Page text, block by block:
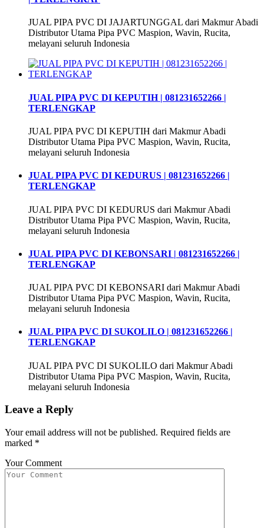
JUAL PIPA PVC DI JAJARTUNGGAL dari Makmur Abadi
Distributor Utama Pipa PVC Maspion, Wavin, Rucita,
melayani seluruh Indonesia
JUAL PIPA PVC DI KEPUTIH | 081231652266 |
TERLENGKAP
JUAL PIPA PVC DI KEPUTIH dari Makmur Abadi
Distributor Utama Pipa PVC Maspion, Wavin, Rucita,
melayani seluruh Indonesia
JUAL PIPA PVC DI KEDURUS | 081231652266 |
TERLENGKAP
JUAL PIPA PVC DI KEDURUS dari Makmur Abadi
Distributor Utama Pipa PVC Maspion, Wavin, Rucita,
melayani seluruh Indonesia
JUAL PIPA PVC DI KEBONSARI | 081231652266 |
TERLENGKAP
JUAL PIPA PVC DI KEBONSARI dari Makmur Abadi
Distributor Utama Pipa PVC Maspion, Wavin, Rucita,
melayani seluruh Indonesia
JUAL PIPA PVC DI SUKOLILO | 081231652266 |
TERLENGKAP
JUAL PIPA PVC DI SUKOLILO dari Makmur Abadi
Distributor Utama Pipa PVC Maspion, Wavin, Rucita,
melayani seluruh Indonesia
Leave a Reply
Your email address will not be published. Required fields are
marked *
Your Comment